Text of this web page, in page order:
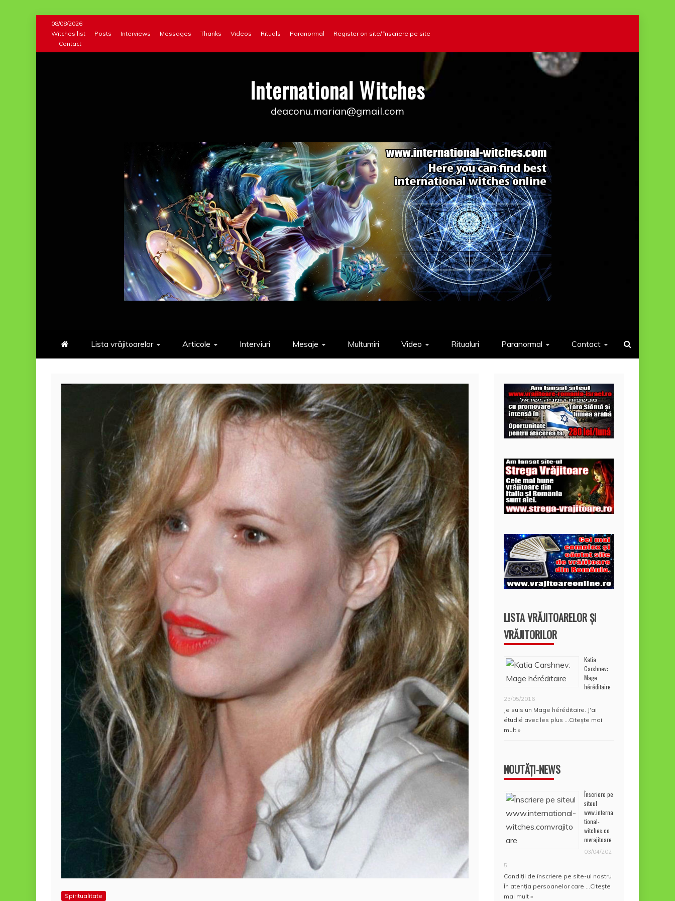
content
08/08/2026
Witches list
Posts Interviews Messages Thanks Videos Rituals Paranormal
Register on site/ înscriere pe site
Contact
International Witches
deaconu.marian@gmail.com
Lista vrăjitoarelor Articole Interviuri Mesaje Multumiri Video Ritualuri Paranormal Contact
Spiritualitate
LISTA VRĂJITOARELOR ȘI
VRĂJITORILOR
Katia
Carshnev:
Mage
héréditaire
23/05/2016
Je suis un Mage héréditaire. J'ai
étudié avec les plus … Citește mai
mult »
NOUTĂȚI-NEWS
Înscriere pe
siteul
www.interna
tional-
witches.co
mvrajitoare
03/04/202
5
Condiţii de înscriere pe site-ul nostru
În atenţia persoanelor care … Citește
mai mult »